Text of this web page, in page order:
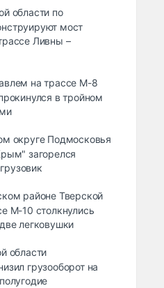
области по
мост
Ливны –
на трассе М-8
в тройном
округе Подмосковья
загорелся
районе Тверской
М-10 столкнулись
легковушки
области
грузооборот на